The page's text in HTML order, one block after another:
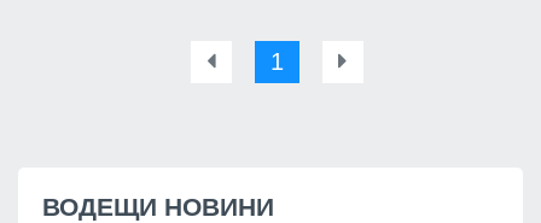
1
ВОДЕЩИ НОВИНИ